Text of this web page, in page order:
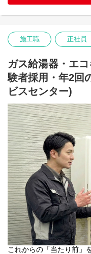
経験を積んだ後は、後輩
にステップアップするこ
さらに、工事にかかる各
行い、現場の情報は、コ
詳細な情報が提供されま
環境です。
会社と共に自分も成長し
ーの価値観に共感いただ
る人など、多様なみなさ
【キャリアサポート/人事
当社基準のスキルを満た
があります。
入社初年度からでも、実
があります。
【福利厚生】
■休暇制度(クラフトファ
施工スタッフが仕事とプ
（名称：クラフトファイ
年間休日110日の他に、5
可能な制度となっており
施工職 正社員
ガス給湯器・エ
験者採用・年2回
ビスセンター)
これからの「当たり前」